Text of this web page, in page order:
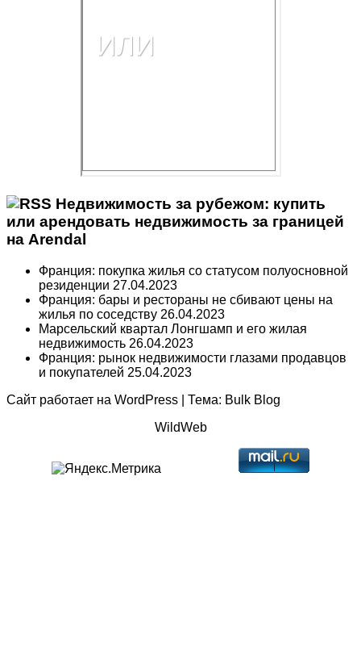
Недвижимость за рубежом: купить
или арендовать недвижимость за границей
на Arendal
Франция: покупка жилья со статусом полуосновной
резиденции 27.04.2023
Франция: бары и рестораны не сбивают цены на
жилья по соседству 26.04.2023
Марсельский квартал Лонгшамп и его жилая
недвижимость 26.04.2023
Франция: рынок недвижимости глазами продавцов
и покупателей 25.04.2023
Сайт работает на WordPress Тема: Bulk Blog
WildWeb